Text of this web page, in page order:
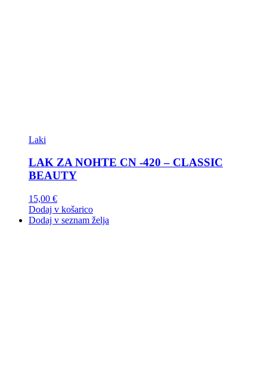
Laki
LAK ZA NOHTE CN -420 – CLASSIC
BEAUTY
15,00 €
Dodaj v košarico
Dodaj v seznam želja